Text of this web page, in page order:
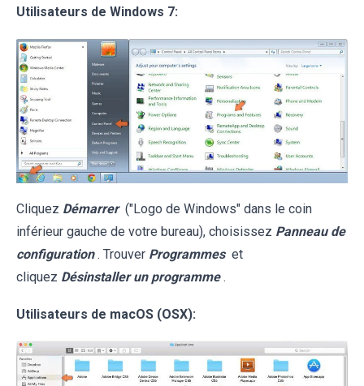
Utilisateurs de Windows 7:
Cliquez Démarrer ("Logo de Windows" dans le coin
inférieur gauche de votre bureau), choisissez Panneau de
configuration . Trouver Programmes et
cliquez Désinstaller un programme .
Utilisateurs de macOS (OSX):